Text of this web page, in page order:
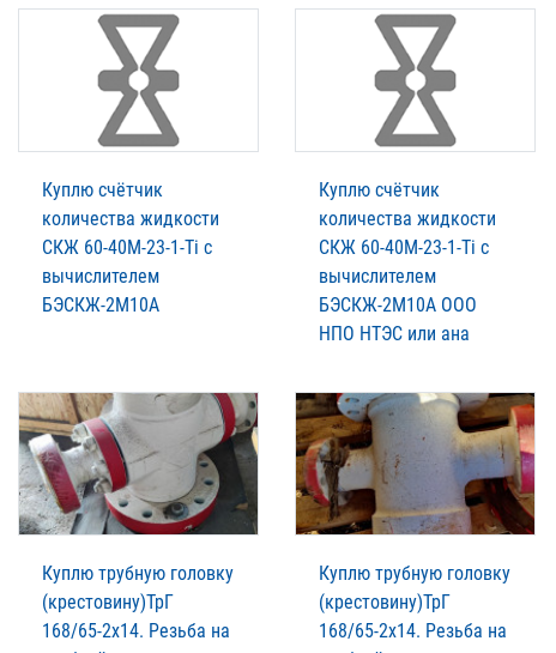
Куплю счётчик
количества жидкости
СКЖ 60-40М-23-1-Ti с
вычислителем
БЭСКЖ-2М10А
Куплю счётчик
количества жидкости
СКЖ 60-40М-23-1-Ti с
вычислителем
БЭСКЖ-2М10А ООО
НПО НТЭС или ана
Куплю трубную головку
(крестовину)ТрГ
168/65-2х14. Резьба на
Куплю трубную головку
(крестовину)ТрГ
168/65-2х14. Резьба на